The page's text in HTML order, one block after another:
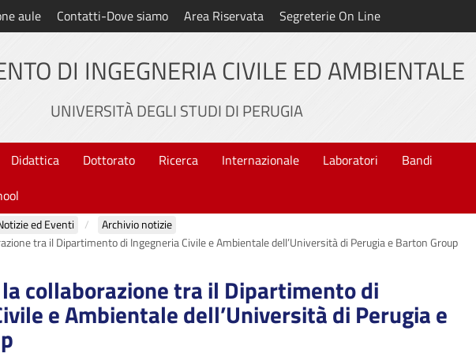
aule Contatti-Dove siamo Area Riservata Segreterie On Line
DI INGEGNERIA CIVILE ED AMBIENTALE
UNIVERSITÀ DEGLI STUDI DI PERUGIA
Didattica Dottorato Ricerca Internazionale Laboratori
Bandi
ed Eventi
Archivio notizie
tra il Dipartimento di Ingegneria Civile e Ambientale dell’Università di Perugia e Barton Group
collaborazione tra il Dipartimento di
e Ambientale dell’Università di Perugia e